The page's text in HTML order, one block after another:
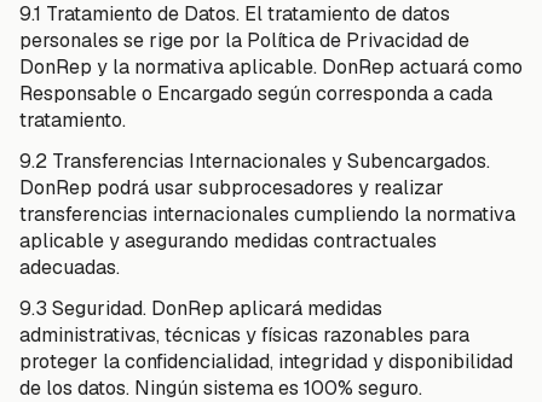
9.1 Tratamiento de Datos. El tratamiento de datos
personales se rige por la Política de Privacidad de
DonRep y la normativa aplicable. DonRep actuará como
Responsable o Encargado según corresponda a cada
tratamiento.
9.2 Transferencias Internacionales y Subencargados.
DonRep podrá usar subprocesadores y realizar
transferencias internacionales cumpliendo la normativa
aplicable y asegurando medidas contractuales
adecuadas.
9.3 Seguridad. DonRep aplicará medidas
administrativas, técnicas y físicas razonables para
proteger la confidencialidad, integridad y disponibilidad
de los datos. Ningún sistema es 100% seguro.